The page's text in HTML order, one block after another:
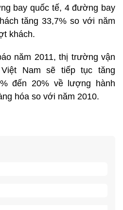
bay quốc tế, 4 đường bay
tăng 33,7% so với năm
khách.
năm 2011, thị trường vận
Nam sẽ tiếp tục tăng
đến 20% về lượng hành
hóa so với năm 2010.